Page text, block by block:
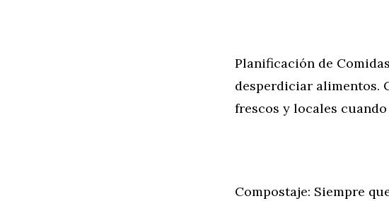
Planificación de
desperdiciar alimentos.
frescos y locales cuando
Compostaje: Siempre